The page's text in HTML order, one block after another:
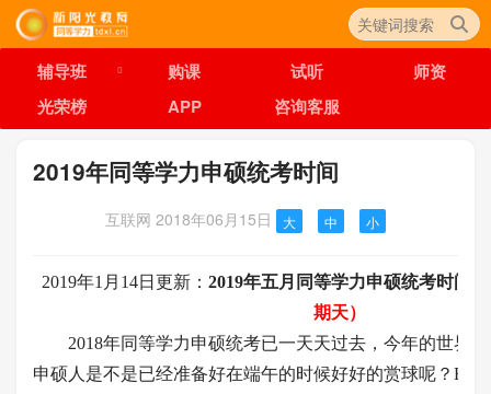
辅导班 购课 试听
师资
光荣榜
APP 咨询客服
2019年同等学力申硕统考时间
互联网 2018年06月15日 大 中 小
2019年1月14日更新： 2019年五月同等学力申硕统考时间
期天）
2018年同等学力申硕统考已一天天过去，今年的世界
申硕人是不是已经准备好在端午的时候好好的赏球呢？But